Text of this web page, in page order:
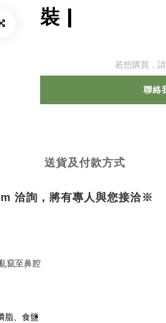
裝 |
若想購買，請
聯絡
送貨及付款方式
洽詢，將有專人與您接洽※
路亂竄至鼻腔
脂、食鹽